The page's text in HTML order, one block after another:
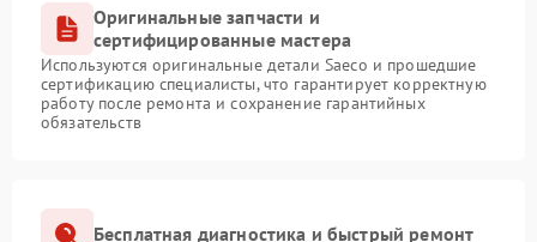
Оригинальные запчасти и
сертифицированные мастера
Используются оригинальные детали Saeco и прошедшие
сертификацию специалисты, что гарантирует корректную
работу после ремонта и сохранение гарантийных
обязательств
Бесплатная диагностика и быстрый ремонт